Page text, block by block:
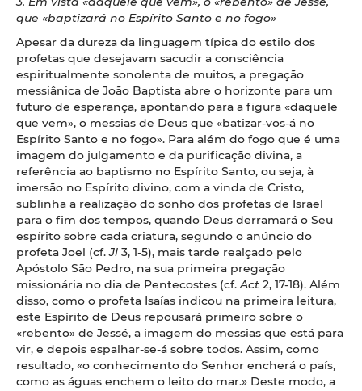
que «baptizará no Espírito Santo e no fogo»
Apesar da dureza da linguagem típica do estilo dos
profetas que desejavam sacudir a consciência
espiritualmente sonolenta de muitos, a pregação
messiânica de João Baptista abre o horizonte para um
futuro de esperança, apontando para a figura «daquele
que vem», o messias de Deus que «batizar-vos-á no
Espírito Santo e no fogo». Para além do fogo que é uma
imagem do julgamento e da purificação divina, a
referência ao baptismo no Espírito Santo, ou seja, à
imersão no Espírito divino, com a vinda de Cristo,
sublinha a realização do sonho dos profetas de Israel
para o fim dos tempos, quando Deus derramará o Seu
espírito sobre cada criatura, segundo o anúncio do
profeta Joel (cf.Jl 3, 1-5), mais tarde realçado pelo
Apóstolo São Pedro, na sua primeira pregação
missionária no dia de Pentecostes (cf.Act 2, 17-18). Além
disso, como o profeta Isaías indicou na primeira leitura,
este Espírito de Deus repousará primeiro sobre o
«rebento» de Jessé, a imagem do messias que está para
vir, e depois espalhar-se-á sobre todos. Assim, como
resultado, «o conhecimento do Senhor encherá o país,
como as águas enchem o leito do mar.» Deste modo, a